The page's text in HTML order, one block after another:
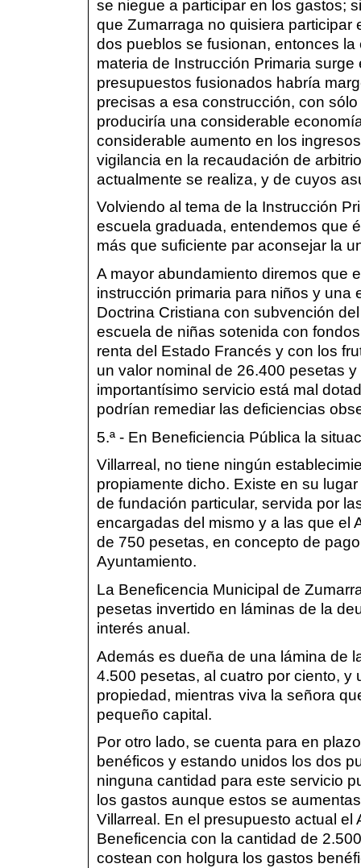
se niegue a participar en los gastos;
que Zumarraga no quisiera
dos pueblos se fusionan, entonces
materia de Instrucción Primaria
presupuestos fusionados habría
precisas a esa construcción, con
produciría una considerable
considerable aumento en los
vigilancia en la recaudación de
actualmente se realiza, y de cuyos
Volviendo al tema de la Instrucción
escuela graduada, entendemos que
más que suficiente par aconsejar la
A mayor abundamiento diremos que
instrucción primaria para niños y
Doctrina Cristiana con subvención
escuela de niñas sotenida con
renta del Estado Francés y con los
un valor nominal de 26.400 pesetas
importantísimo servicio está mal
podrían remediar las deficiencias
5.ª - En Beneficiencia Pública la
Villarreal, no tiene ningún
propiamente dicho. Existe en su
de fundación particular, servida por
encargadas del mismo y a las que el
de 750 pesetas, en concepto de
Ayuntamiento.
La Beneficencia Municipal de
pesetas invertido en láminas de la
interés anual.
Además es dueña de una lámina de
4.500 pesetas, al cuatro por ciento,
propiedad, mientras viva la señora
pequeño capital.
Por otro lado, se cuenta para en
benéficos y estando unidos los dos
ninguna cantidad para este servicio
los gastos aunque estos se
Villarreal. En el presupuesto actual
Beneficencia con la cantidad de
costean con holgura los gastos